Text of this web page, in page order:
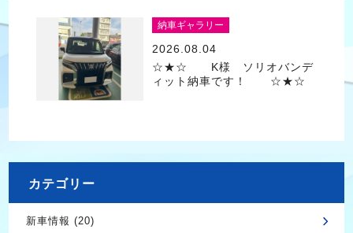
納車ギャラリー
2026.08.04
☆★☆ K様 ソリオバンデ
ィット納車です！ ☆★☆
カテゴリー
新車情報 (20)